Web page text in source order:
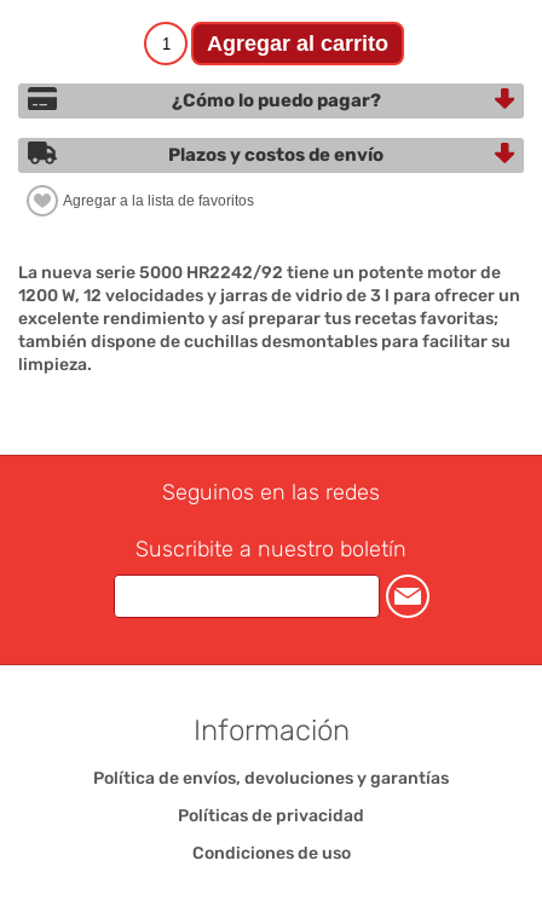
¿Cómo lo puedo pagar?
Plazos y costos de envío
La nueva serie 5000 HR2242/92 tiene un potente motor de
1200 W, 12 velocidades y jarras de vidrio de 3 l para ofrecer un
excelente rendimiento y así preparar tus recetas favoritas;
también dispone de cuchillas desmontables para facilitar su
limpieza.
Seguinos en las redes
Suscribite a nuestro boletín
Información
Política de envíos, devoluciones y garantías
Políticas de privacidad
Condiciones de uso